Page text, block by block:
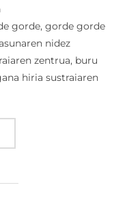
gorde, gorde gorde
nidez
zentrua, buru
hiria sustraiaren